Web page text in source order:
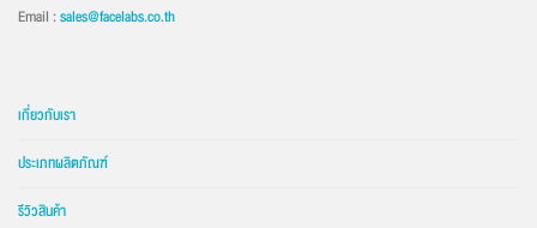
Email :sales@facelabs.co.th
เกี่ยวกับเรา
ประเภทผลิตภัณฑ์
รีวิวสินค้า